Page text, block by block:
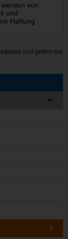
von
und
Haftung
und gelten nur